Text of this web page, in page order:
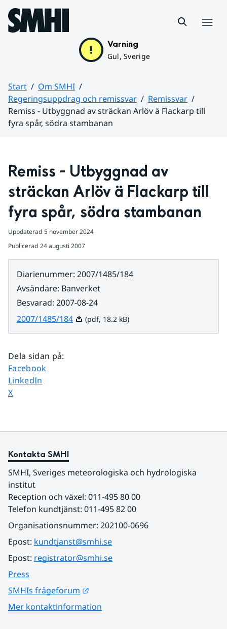
Hoppa till sidans innehåll
Varning
Gul, Sverige
Start
Om SMHI
Regeringsuppdrag och remissvar
Remissvar
Remiss - Utbyggnad av sträckan Arlöv ä Flackarp till
fyra spår, södra stambanan
Remiss - Utbyggnad av
sträckan Arlöv ä Flackarp till
fyra spår, södra stambanan
Uppdaterad 5 november 2024
Publicerad 24 augusti 2007
Diarienummer: 2007/1485/184
Avsändare: Banverket
Besvarad: 2007-08-24
2007/1485/184Pdf, 18.2 kB.
(pdf, 18.2 kB)
Dela sidan på:
Dela sidan på
Facebook
Dela sidan på
LinkedIn
Dela sidan på
X
Kontakta SMHI
SMHI, Sveriges meteorologiska och hydrologiska
institut
Reception och växel: 011-495 80 00
Telefon kundtjänst: 011-495 82 00
Organisationsnummer: 202100-0696
Epost: kundtjanst@smhi.se
Epost: registrator@smhi.se
Press
SMHIs frågeforum
Mer kontaktinformation